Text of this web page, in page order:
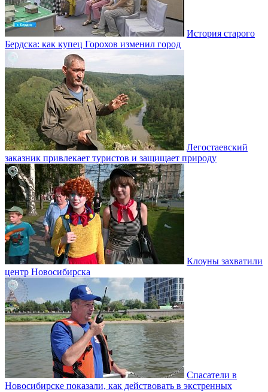
История старого
Бердска: как купец Горохов изменил город
Легостаевский
заказник привлекает туристов и защищает природу
Клоуны захватили
центр Новосибирска
Спасатели в
Новосибирске показали, как действовать в экстренных